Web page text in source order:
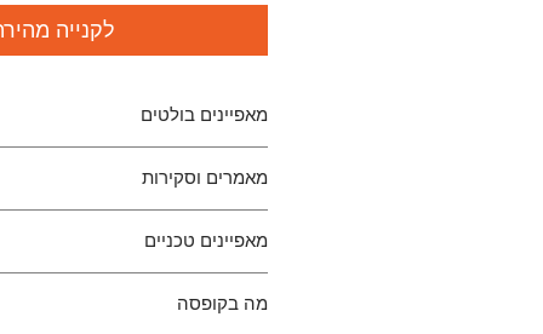
לקנייה
מאפיינים בולטים
מתאים למערכות אודיו מבוססות USB-A ו-DACים
מפחית רעשי USB סטטיים וזמזומים
שיפור צלילות האודיו עם כניסה
מאמרים וסקירות
My music sounds much more
detailed and immersive.
-B&H Photo Video Review
מאפיינים טכניים
דגם
מה בקופסה